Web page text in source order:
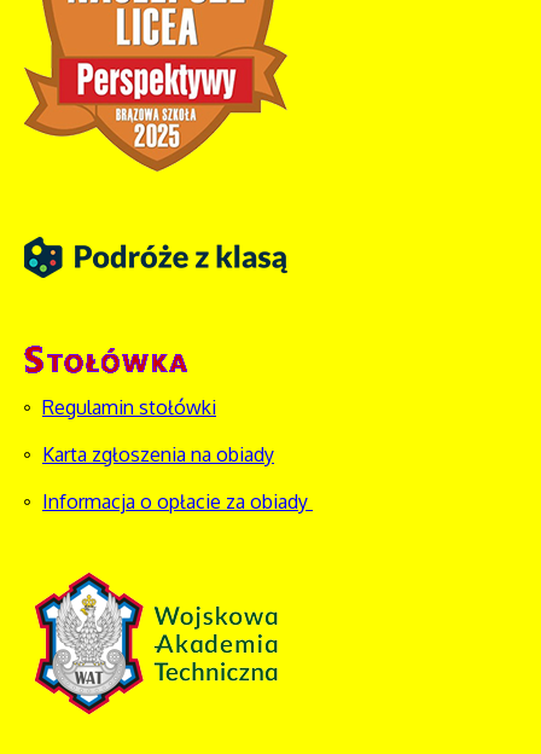
Regulamin stołówki
Karta zgłoszenia na obiady
Informacja o opłacie za obiady